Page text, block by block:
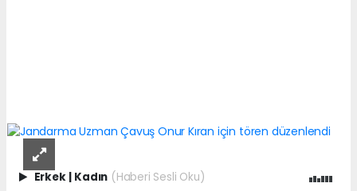
Erkek | Kadın (Haberi Sesli Oku)